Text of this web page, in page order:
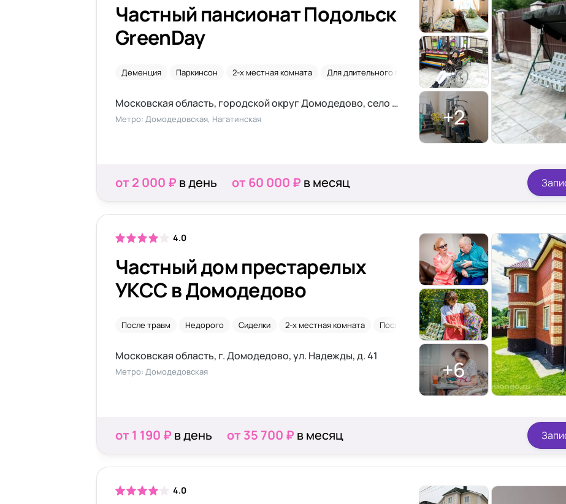
Частный пансионат Подольск
GreenDay
Деменция Паркинсон 2-х местная комната Для длительного проживания После перелома шейки
Московская область, городской округ Домодедово, село Константиново
Метро: Домодедовская, Нагатинская +2
от 2 000 ₽ в день от 60 000 ₽ в месяц
4.0
Частный дом престарелых
УКСС в Домодедово
После травм Недорого Сиделки 2-х местная комната После инсульта
Московская область, г. Домодедово, ул. Надежды, д. 41
Метро: Домодедовская +6
от 1 190 ₽ в день от 35 700 ₽ в месяц
4.0